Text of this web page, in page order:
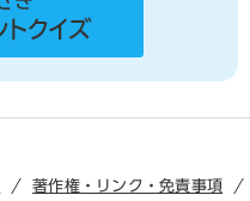
著作権・リンク・免責事項